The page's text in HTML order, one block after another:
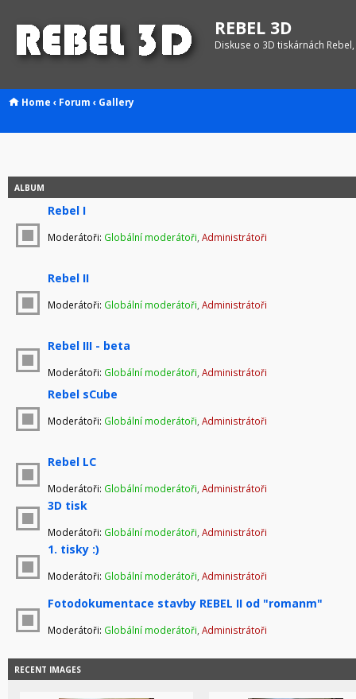
REBEL 3D
Diskuse o 3D tiskárnách
Home ‹ Forum ‹ Gallery
ALBUM
Rebel I
Moderátoři: Globální moderátoři Administrátoři
Rebel II
Moderátoři: Globální moderátoři Administrátoři
Rebel III - beta
Moderátoři: Globální moderátoři Administrátoři
Rebel sCube
Moderátoři: Globální moderátoři Administrátoři
Rebel LC
Moderátoři: Globální moderátoři Administrátoři
3D tisk
Moderátoři: Globální moderátoři Administrátoři
1. tisky :)
Moderátoři: Globální moderátoři Administrátoři
Fotodokumentace stavby REBEL II od "romanm"
Moderátoři: Globální moderátoři Administrátoři
RECENT IMAGES